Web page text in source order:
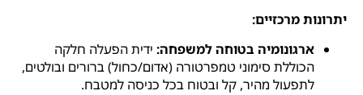
יתרונות מרכזיים:
ארגונומיה בטוחה למשפחה: ידית הפעלה חלקה
הכוללת סימוני טמפרטורה (אדום/כחול) ברורים ובולטים,
לתפעול מהיר, קל ובטוח בכל כניסה למטבח.